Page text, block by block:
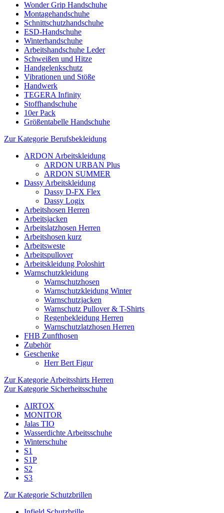
Wonder Grip Handschuhe
Montagehandschuhe
Schnittschutzhandschuhe
ESD-Handschuhe
Winterhandschuhe
Arbeitshandschuhe Leder
Schweißen und Hitze
Handgelenkschutz
Vibrationen und Stöße
Handwerk
TEGERA Infinity
Stoffhandschuhe
10er Pack
Größentabelle Handschuhe
Zur Kategorie Berufsbekleidung
ARDON Arbeitskleidung
ARDON URBAN Plus
ARDON SUMMER
Dassy Arbeitskleidung
Dassy D-FX Flex
Dassy Logix
Arbeitshosen Herren
Arbeitsjacken
Arbeitslatzhosen Herren
Arbeitshosen kurz
Arbeitsweste
Arbeitspullover
Arbeitskleidung Poloshirt
Warnschutzkleidung
Warnschutzhosen
Warnschutzkleidung Winter
Warnschutzjacken
Warnschutz Pullover & T-Shirts
Regenbekleidung Herren
Warnschutzlatzhosen Herren
FHB Zunfthosen
Zubehör
Geschenke
Herr Bert Figur
Zur Kategorie Arbeitsshirts Herren
Zur Kategorie Sicherheitsschuhe
AIRTOX
MONITOR
Jalas TIO
Wasserdichte Arbeitsschuhe
Winterschuhe
S1
S1P
S2
S3
Zur Kategorie Schutzbrillen